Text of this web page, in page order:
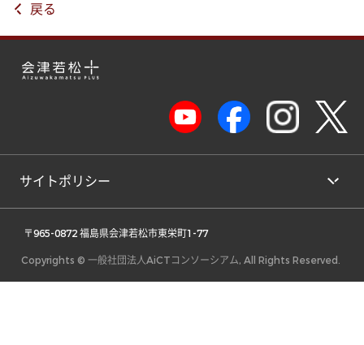
戻る
サイトポリシー
〒965-0872 福島県会津若松市東栄町1-77
Copyrights © 一般社団法人AiCTコンソーシアム, All Rights Reserved.